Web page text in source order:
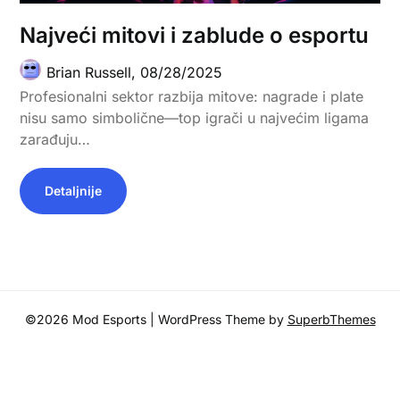
Najveći mitovi i zablude o esportu
Brian Russell, 08/28/2025
Profesionalni sektor razbija mitove: nagrade i plate
nisu samo simbolične—top igrači u najvećim ligama
zarađuju…
Detaljnije
©2026 Mod Esports | WordPress Theme by SuperbThemes